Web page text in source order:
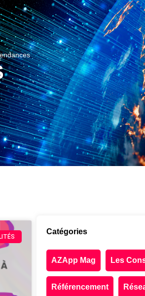
Catégories
AZApp Mag Les
Référencement